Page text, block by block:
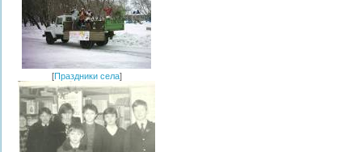
[Праздники села]